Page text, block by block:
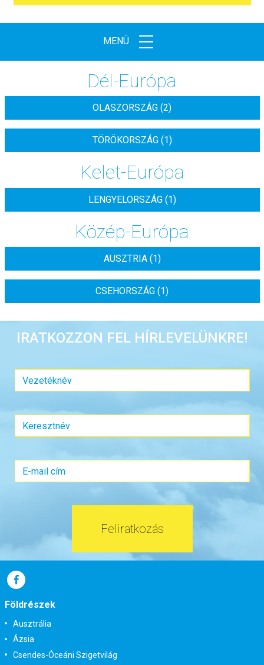
MENÜ
Dél-Európa
OLASZORSZÁG (2)
TÖRÖKORSZÁG (1)
Kelet-Európa
LENGYELORSZÁG (1)
Közép-Európa
AUSZTRIA (1)
CSEHORSZÁG (1)
IRATKOZZON FEL HÍRLEVELÜNKRE!
Feliratkozás
Földrészek
Ausztrália
Ázsia
Csendes-Óceáni Szigetvilág